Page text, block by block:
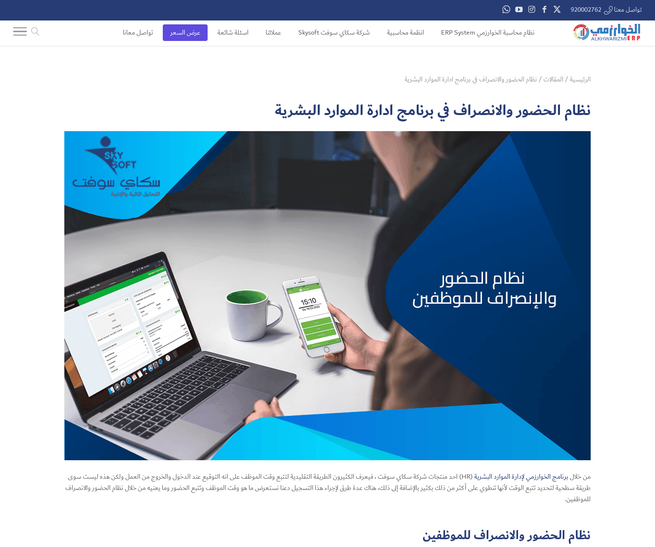
تواصل معنا 920002762
نظام محاسبة الخوارزمي ERP System انظمة محاسبية شركة سكاي سوفت Skysoft عملائنا اسئلة شائعة عرض السعر تواصل معانا
الرئيسية/ المقالات/ نظام الحضور والانصراف في برنامج ادارة الموارد البشرية
نظام الحضور والانصراف في برنامج ادارة الموارد البشرية
من خلالبرنامج الخوارزمي لإدارة الموارد البشرية
(HR) احد منتجات شركة سكاي سوفت ، فيعرف الكثيرون الطريقة التقليدية لتتبع وقت الموظف على انه التوقيع عند الدخول والخروج من العمل ولكن هذه ليست سوى
طريقة سطحية لتحديد تتبع الوقت لأنها تنطوي على أكثر من ذلك بكثير بالإضافة إلى ذلك، هناك عدة طرق لإجراء هذا التسجيل دعنا نستعرض ما هو وقت الموظف وتتبع الحضور وما يعنيه من خلال نظام الحضور والانصراف
للموظفين.
نظام الحضور والانصراف للموظفين